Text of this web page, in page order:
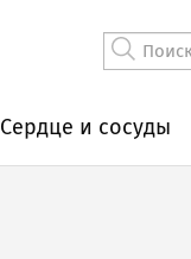
Сердце и сосуды